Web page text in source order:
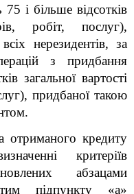
і більше відсотків
робіт, послуг),
нерезидентів, за
з придбання
загальної вартості
придбаної такою
отриманого кредиту
критеріїв
абзацами
підпункту «а»